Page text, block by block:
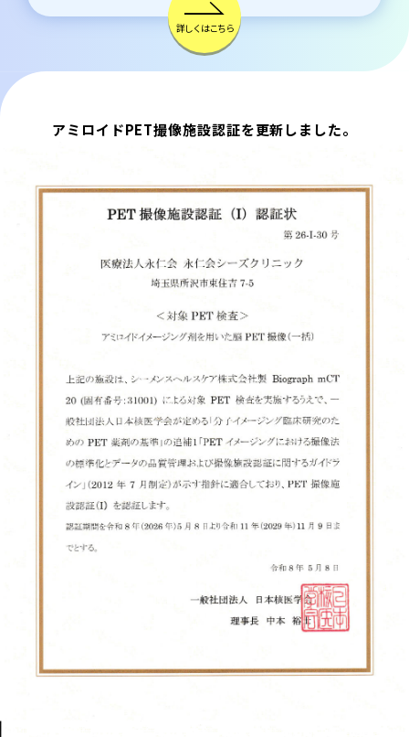
詳しくはこちら
アミロイドPET撮像施設認証を更新しました。